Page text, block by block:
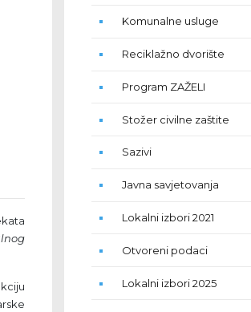
Komunalne usluge
Reciklažno dvorište
Program ZAŽELI
Stožer civilne zaštite
Sazivi
Javna savjetovanja
Lokalni izbori 2021
Otvoreni podaci
Lokalni izbori 2025